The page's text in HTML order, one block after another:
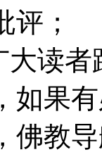
评；
大读
如果
佛教